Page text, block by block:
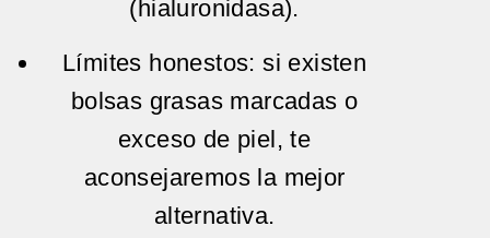
(hialuronidasa).
Límites honestos: si existen
bolsas grasas marcadas o
exceso de piel, te
aconsejaremos la mejor
alternativa.